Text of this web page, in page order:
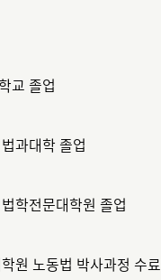
교 졸업
과대학 졸업
학전문대학원 졸업
원 노동법 박사과정 수료